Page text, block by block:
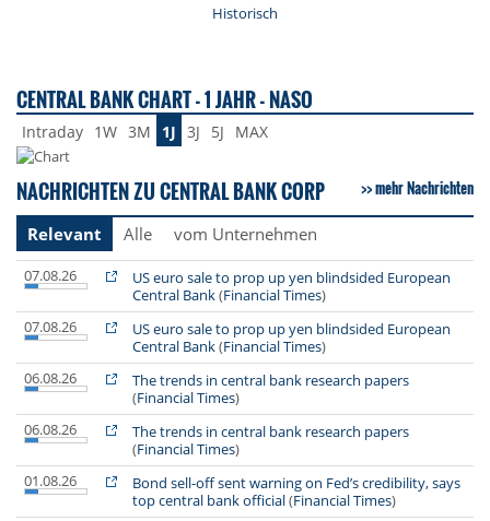
Historisch
CENTRAL BANK CHART - 1 JAHR - NASO
Intraday 1W 3M 1J 3J 5J MAX
NACHRICHTEN ZU CENTRAL BANK CORP mehr Nachrichten
Relevant Alle vom Unternehmen
07.08.26
US euro sale to prop up yen blindsided European
Central Bank(Financial Times)
07.08.26
US euro sale to prop up yen blindsided European
Central Bank(Financial Times)
06.08.26
The trends in central bank research papers
(Financial Times)
06.08.26
The trends in central bank research papers
(Financial Times)
01.08.26
Bond sell-off sent warning on Fed’s credibility, says
top central bank official(Financial Times)